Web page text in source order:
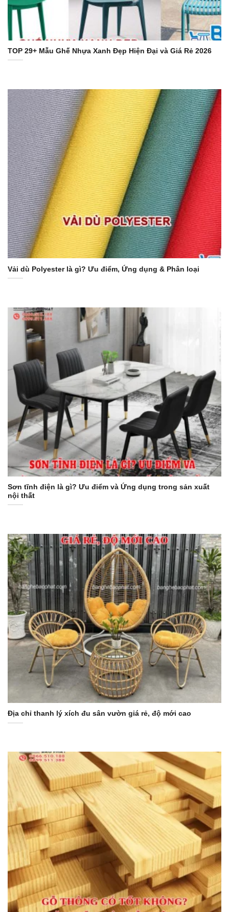
TOP 29+ Mẫu Ghế Nhựa Xanh Đẹp Hiện Đại và Giá Rẻ 2026
Vải dù Polyester là gì? Ưu điểm, Ứng dụng & Phân loại
Sơn tĩnh điện là gì? Ưu điểm và Ứng dụng trong sản xuất
nội thất
Địa chỉ thanh lý xích đu sân vườn giá rẻ, độ mới cao